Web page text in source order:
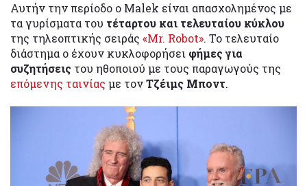
Αυτήν την περίοδο ο Malek είναι απασχολημένος με
τα γυρίσματα του τέταρτου και τελευταίου κύκλου
της τηλεοπτικής σειράς «Mr. Robot». Το τελευταίο
διάστημα ο έχουν κυκλοφορήσει φήμες για
συζητήσεις του ηθοποιού με τους παραγωγούς της
επόμενης ταινίας με τονΤζέιμς Μποντ.